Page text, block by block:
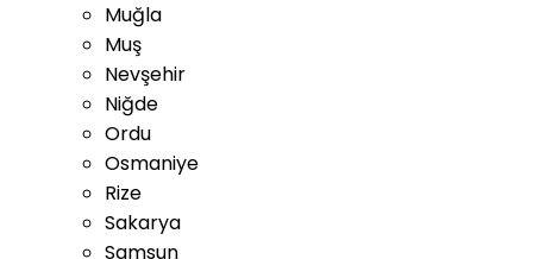
Muğla
Muş
Nevşehir
Niğde
Ordu
Osmaniye
Rize
Sakarya
Samsun